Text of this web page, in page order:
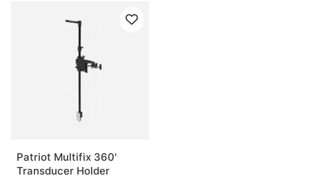
Patriot Multifix 360'
Transducer Holder